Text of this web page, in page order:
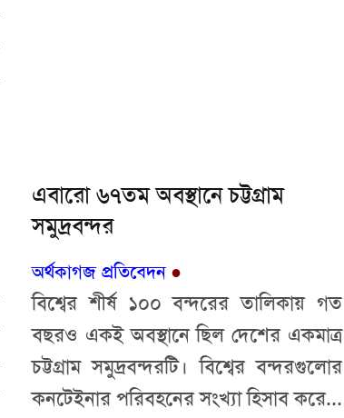
এবারো ৬৭তম অবস্থানে চট্টগ্রাম
সমুদ্রবন্দর
অর্থকাগজ প্রতিবেদন●
বিশ্বের শীর্ষ ১০০ বন্দরের তালিকায় গত
বছরও একই অবস্থানে ছিল দেশের একমাত্র
চট্টগ্রাম সমুদ্রবন্দরটি। বিশ্বের বন্দরগুলোর
কনটেইনার পরিবহনের সংখ্যা হিসাব করে...